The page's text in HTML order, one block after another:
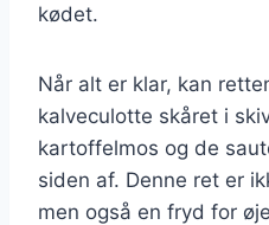
kødet.
Når alt er klar, kan
kalveculotte skåret i
kartoffelmos og de
siden af. Denne ret er
men også en fryd for